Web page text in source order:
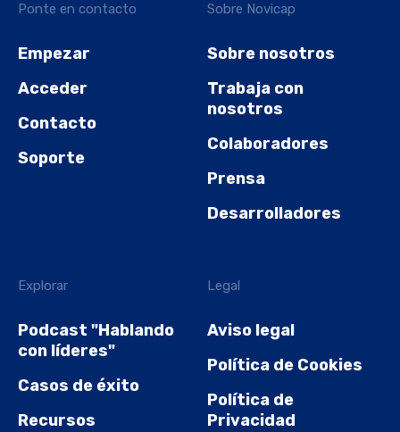
Ponte en contacto
Empezar
Acceder
Contacto
Soporte
Sobre Novicap
Sobre nosotros
Trabaja con
nosotros
Colaboradores
Prensa
Desarrolladores
Explorar
Podcast "Hablando
con líderes"
Casos de éxito
Recursos
Legal
Aviso legal
Política de Cookies
Política de
Privacidad